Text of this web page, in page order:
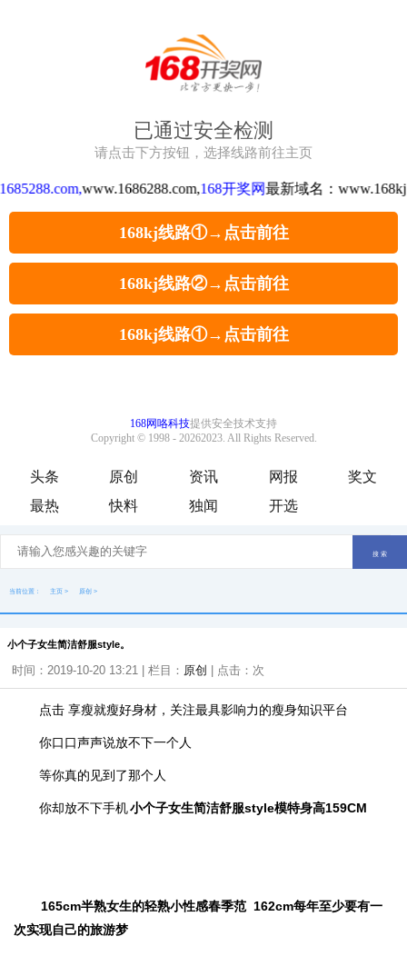
头条 原创 资讯 网报
奖文
最热
快料 独闻 开选
当前位置： 主页 > 原创 >
小个子女生简洁舒服style。
时间：2019-10-20 13:21 | 栏目： 原创 | 点击： 次
点击 享瘦就瘦好身材，关注最具影响力的瘦身知识平台
你口口声声说放不下一个人
等你真的见到了那个人
你却放不下手机小个子女生简洁舒服style模特身高159CM
165cm半熟女生的轻熟小性感春季范 162cm每年至少要有一
次实现自己的旅游梦